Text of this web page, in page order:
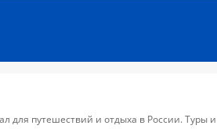
для путешествий и отдыха в России. Туры